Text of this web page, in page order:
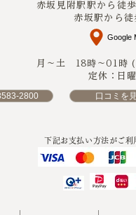
赤坂見附駅駅から徒
赤坂駅から
Google
月〜土 18時～01時
定休：日曜
2800 口コミを
下記お支払い方法がご利